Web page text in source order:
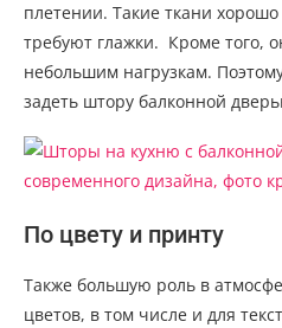
плетении. Такие ткани
требуют глажки. Кроме того,
небольшим нагрузкам.
задеть штору балконной
По цвету и принту
Также большую роль в
цветов, в том числе и для